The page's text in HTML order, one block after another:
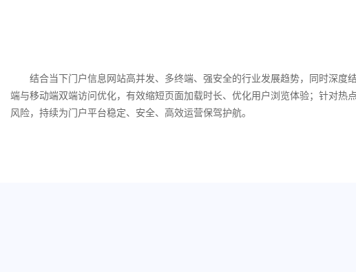
结合当下门户信息网站高并发、多终端、强安全的行业发展趋势，同时深
端与移动端双端访问优化，有效缩短页面加载时长、优化用户浏览体验；针对
风险，持续为门户平台稳定、安全、高效运营保驾护航。